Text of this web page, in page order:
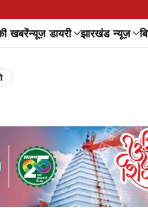
खबरेंन्यूज़ डायरी झारखंड न्यूज़